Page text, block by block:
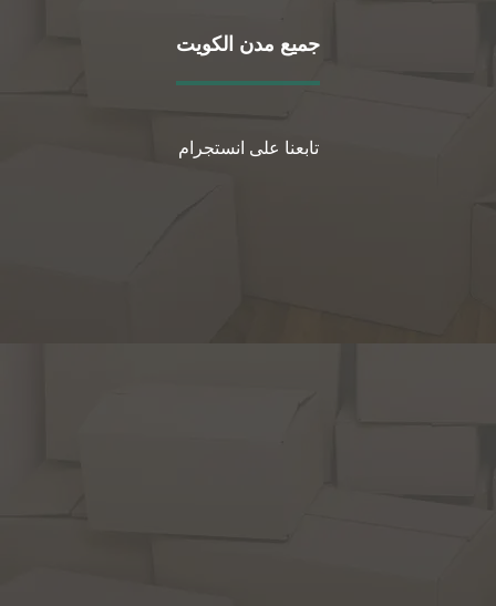
جميع مدن الكويت
تابعنا على انستجرام